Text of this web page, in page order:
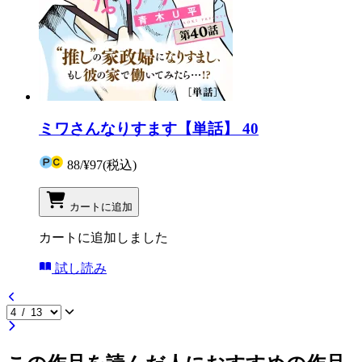
ミワさんなりすます【単話】 40
88/¥97(税込)
カートに追加
カートに追加しました
試し読み